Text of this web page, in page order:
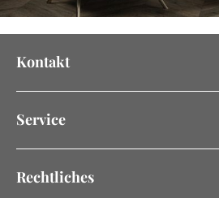
Kontakt
Service
Rechtliches